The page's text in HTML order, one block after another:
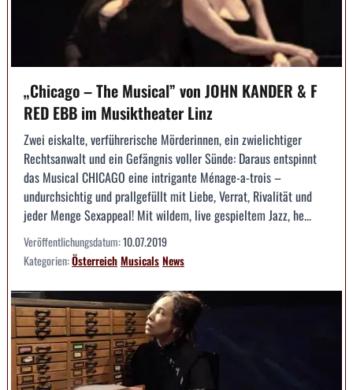
„Chicago – The Musical” von JOHN KANDER & F
RED EBB im Musiktheater Linz
Zwei eiskalte, verführerische Mörderinnen, ein zwielichtiger
Rechtsanwalt und ein Gefängnis voller Sünde: Daraus entspinnt
das Musical CHICAGO eine intrigante Ménage-a-trois –
undurchsichtig und prallgefüllt mit Liebe, Verrat, Rivalität und
jeder Menge Sexappeal! Mit wildem, live gespieltem Jazz, he...
Veröffentlichungsdatum:10.07.2019
Kategorien:ÖsterreichMusicalsNews